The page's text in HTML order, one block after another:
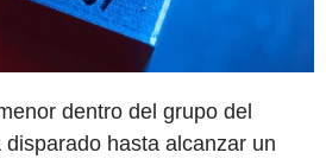
dentro del grupo del
hasta alcanzar un